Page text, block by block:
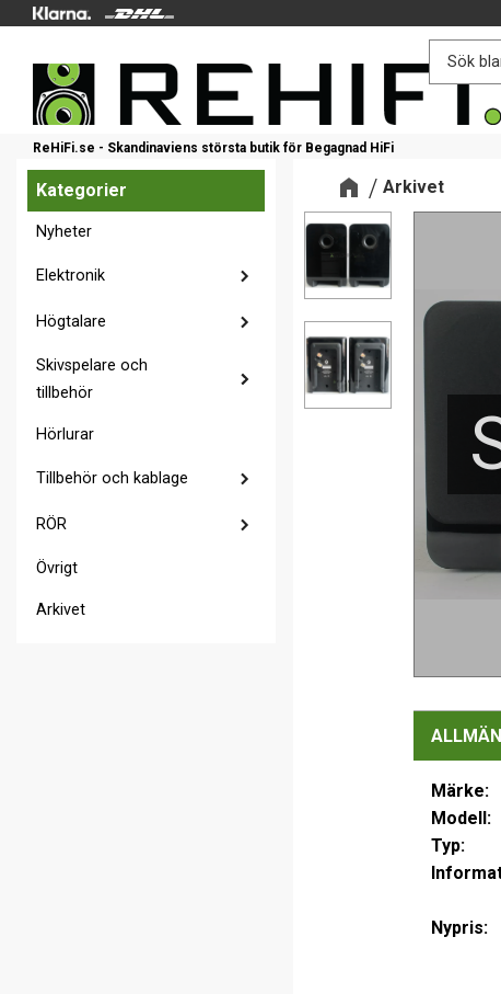
ReHiFi.se - Skandinaviens största butik för Begagnad HiFi
Arkivet
Märke:
Modell:
Typ:
Nypris:
Kategorier
Nyheter
Elektronik
Högtalare
Skivspelare och
tillbehör
Hörlurar
Tillbehör och kablage
RÖR
Övrigt
Arkivet